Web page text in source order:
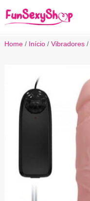
Home/ Início/ Vibradores/